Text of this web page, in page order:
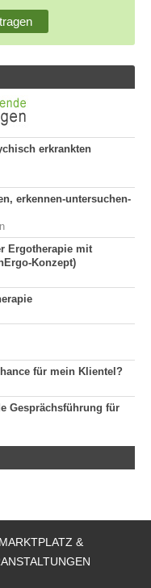
erkrankten
erkennen-untersuchen-
Ergotherapie mit
Konzept)
für mein Klientel?
Gesprächsführung für
MARKTPLATZ &